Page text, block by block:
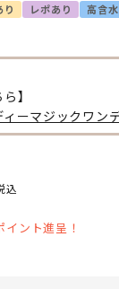
り レポあり 高含水
】
ーマジックワン
込
イント進呈！